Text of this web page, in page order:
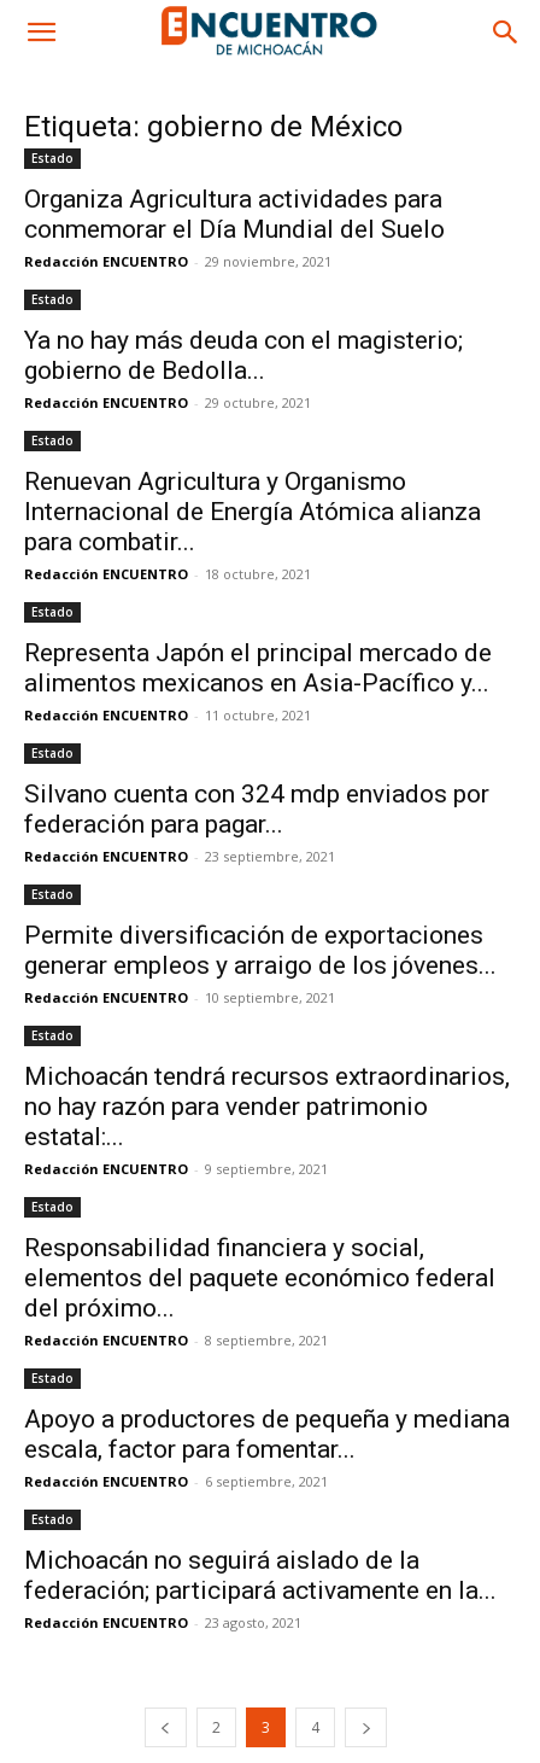
Etiqueta: gobierno de México
Estado
Organiza Agricultura actividades para
conmemorar el Día Mundial del Suelo
Redacción ENCUENTRO - 29 noviembre, 2021
Estado
Ya no hay más deuda con el magisterio;
gobierno de Bedolla...
Redacción ENCUENTRO - 29 octubre, 2021
Estado
Renuevan Agricultura y Organismo
Internacional de Energía Atómica alianza
para combatir...
Redacción ENCUENTRO - 18 octubre, 2021
Estado
Representa Japón el principal mercado de
alimentos mexicanos en Asia-Pacífico y...
Redacción ENCUENTRO - 11 octubre, 2021
Estado
Silvano cuenta con 324 mdp enviados por
federación para pagar...
Redacción ENCUENTRO - 23 septiembre, 2021
Estado
Permite diversificación de exportaciones
generar empleos y arraigo de los jóvenes...
Redacción ENCUENTRO - 10 septiembre, 2021
Estado
Michoacán tendrá recursos extraordinarios,
no hay razón para vender patrimonio
estatal:...
Redacción ENCUENTRO - 9 septiembre, 2021
Estado
Responsabilidad financiera y social,
elementos del paquete económico federal
del próximo...
Redacción ENCUENTRO - 8 septiembre, 2021
Estado
Apoyo a productores de pequeña y mediana
escala, factor para fomentar...
Redacción ENCUENTRO - 6 septiembre, 2021
Estado
Michoacán no seguirá aislado de la
federación; participará activamente en la...
Redacción ENCUENTRO - 23 agosto, 2021
2 3 4